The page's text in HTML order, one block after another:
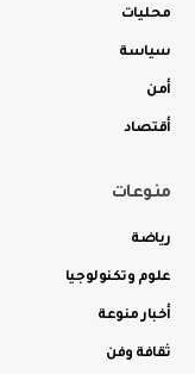
محليات
سياسة
أمن
أقتصاد
منوعات
رياضة
علوم وتكنولوجيا
أخبار منوعة
ثقافة وفن